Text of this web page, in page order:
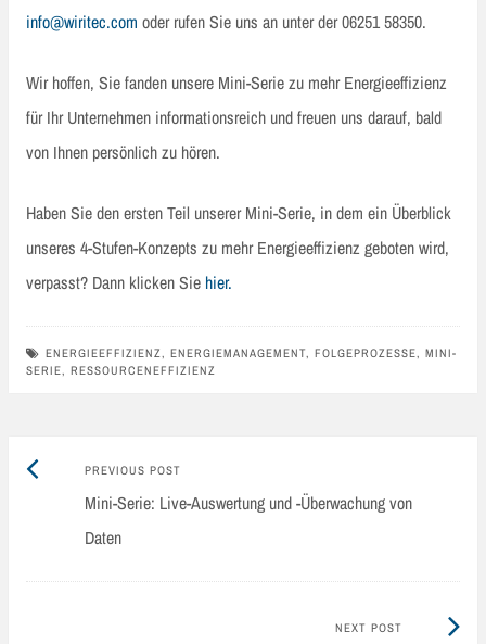
info@wiritec.com oder rufen Sie uns an unter der 06251 58350.
Wir hoffen, Sie fanden unsere Mini-Serie zu mehr Energieeffizienz
für Ihr Unternehmen informationsreich und freuen uns darauf, bald
von Ihnen persönlich zu hören.
Haben Sie den ersten Teil unserer Mini-Serie, in dem ein Überblick
unseres 4-Stufen-Konzepts zu mehr Energieeffizienz geboten wird,
verpasst? Dann klicken Sie hier.
ENERGIEEFFIZIENZ, ENERGIEMANAGEMENT, FOLGEPROZESSE, MINI-
SERIE, RESSOURCENEFFIZIENZ
Post
navigation
PREVIOUS POSTPrevious
post:
Mini-Serie: Live-Auswertung und -Überwachung von
Daten
NEXT POST